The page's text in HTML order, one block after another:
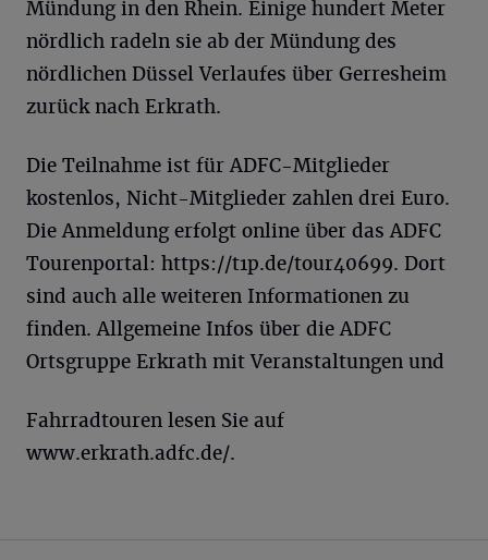
Mündung in den Rhein. Einige hundert Meter
nördlich radeln sie ab der Mündung des
nördlichen Düssel Verlaufes über Gerresheim
zurück nach Erkrath.
Die Teilnahme ist für ADFC-Mitglieder
kostenlos, Nicht-Mitglieder zahlen drei Euro.
Die Anmeldung erfolgt online über das ADFC
Tourenportal: https://t1p.de/tour40699. Dort
sind auch alle weiteren Informationen zu
finden. Allgemeine Infos über die ADFC
Ortsgruppe Erkrath mit Veranstaltungen und
Fahrradtouren lesen Sie auf
www.erkrath.adfc.de/.